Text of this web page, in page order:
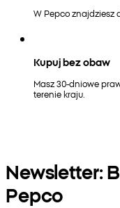
W Pepco znajdziesz
Kupuj bez obaw
Masz 30-dniowe
terenie kraju.
Newsletter:
Pepco